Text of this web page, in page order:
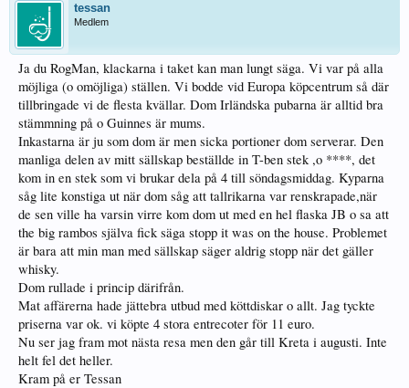
tessan
Medlem
Ja du RogMan, klackarna i taket kan man lungt säga. Vi var på alla
möjliga (o omöjliga) ställen. Vi bodde vid Europa köpcentrum så där
tillbringade vi de flesta kvällar. Dom Irländska pubarna är alltid bra
stämmning på o Guinnes är mums.
Inkastarna är ju som dom är men sicka portioner dom serverar. Den
manliga delen av mitt sällskap beställde in T-ben stek ,o ****, det
kom in en stek som vi brukar dela på 4 till söndagsmiddag. Kyparna
såg lite konstiga ut när dom såg att tallrikarna var renskrapade,när
de sen ville ha varsin virre kom dom ut med en hel flaska JB o sa att
the big rambos själva fick säga stopp it was on the house. Problemet
är bara att min man med sällskap säger aldrig stopp när det gäller
whisky.
Dom rullade i princip därifrån.
Mat affärerna hade jättebra utbud med köttdiskar o allt. Jag tyckte
priserna var ok. vi köpte 4 stora entrecoter för 11 euro.
Nu ser jag fram mot nästa resa men den går till Kreta i augusti. Inte
helt fel det heller.
Kram på er Tessan